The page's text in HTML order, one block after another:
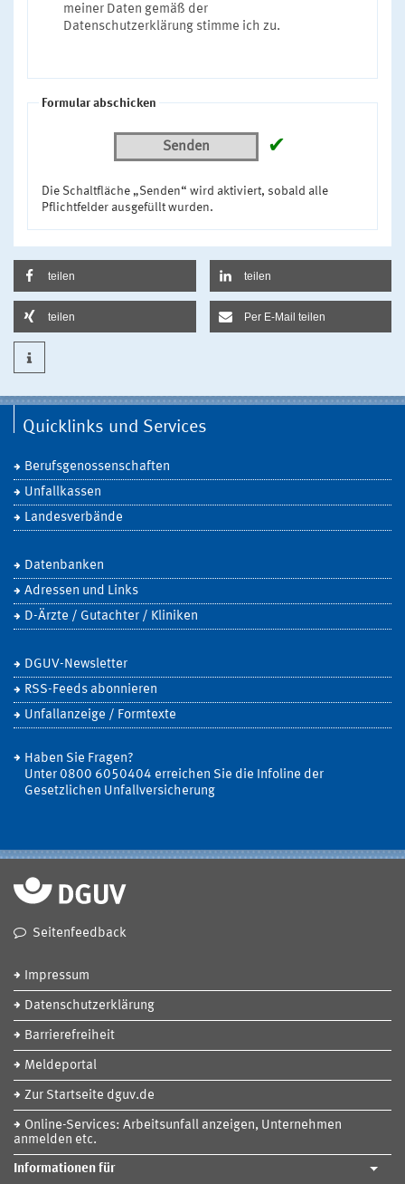
meiner Daten gemäß der
Datenschutzerklärung stimme ich zu.
Formular abschicken
Senden ✔
Die Schaltfläche „Senden“ wird aktiviert, sobald alle
Pflichtfelder ausgefüllt wurden.
teilen teilen
teilen Per E-Mail teilen
Quicklinks und Services
Berufsgenossenschaften
Unfallkassen
Landesverbände
Datenbanken
Adressen und Links
D-Ärzte / Gutachter / Kliniken
DGUV-Newsletter
RSS-Feeds abonnieren
Unfallanzeige / Formtexte
Haben Sie Fragen?
Unter 0800 6050404 erreichen Sie die Infoline der
Gesetzlichen Unfallversicherung
Seitenfeedback
Impressum
Datenschutzerklärung
Barrierefreiheit
Meldeportal
Zur Startseite dguv.de
Online-Services: Arbeitsunfall anzeigen, Unternehmen
anmelden etc.
Informationen für